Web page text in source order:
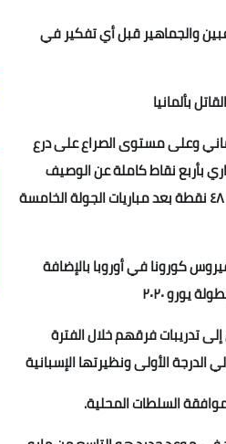
والجماهير قبل أي تفكير في
بألمانيا
الدوري الألماني وعلى مستوى الصراع على درع
٥٥ نقطة ويبتعد العملاق البافاري بأربع نقاط كاملة عن الوصيف
بروسيا دورتموند و٥ نقاط عن الثالث لايبزيج بينما يحتل بروسيا مونشنجلادباخ بالمركز الرابع برصيد ٤٨ نقطة بعد مباريات الجولة الخامسة
كورونا في أوروبا بالإضافة
يورو ٢٠٢٠
تدريبات فرقهم خلال الفترة
الدرجة الأولى ونظيرتها الإسبانية
السلطات المحلية.